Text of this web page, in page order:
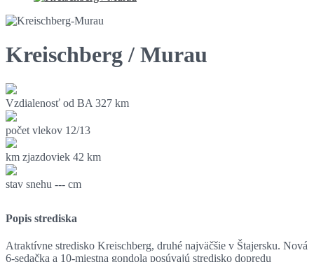
Kreischberg / Murau
Vzdialenosť od BA 327 km
počet vlekov 12/13
km zjazdoviek 42 km
stav snehu --- cm
Popis strediska
Atraktívne stredisko Kreischberg, druhé najväčšie v Štajersku. Nová
6-sedačka a 10-miestna gondola posúvajú stredisko dopredu